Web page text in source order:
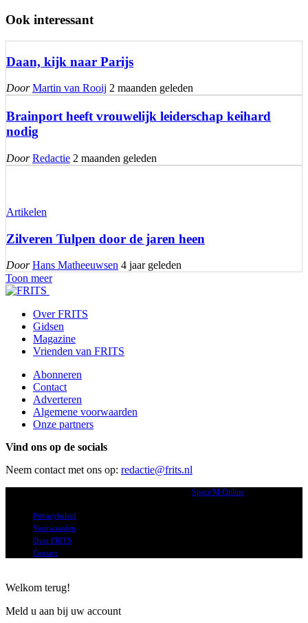
Ook interessant
Daan, kijk naar Parijs
Door Martin van Rooij 2 maanden geleden
Brainport heeft vrouwelijk leiderschap keihard
nodig
Door Redactie 2 maanden geleden
Artikelen
Zilveren Tulpen door de jaren heen
Door Hans Matheeuwsen 4 jaar geleden
Toon meer
Over FRITS
Gidsen
Magazine
Vrienden van FRITS
Abonneren
Contact
Adverteren
Algemene voorwaarden
Onze partners
Vind ons op de socials
Neem contact met ons op: redactie@frits.nl
Space'M Online
Privacybeleid
Voorwaarden
Over FRITS
Contact
Welkom terug!
Meld u aan bij uw account